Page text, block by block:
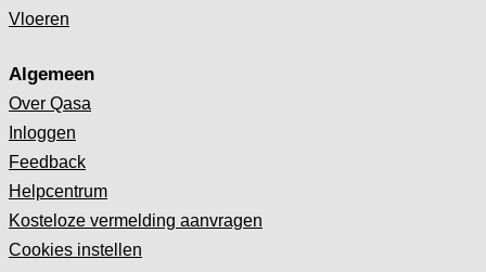
Vloeren
Algemeen
Over Qasa
Inloggen
Feedback
Helpcentrum
Kosteloze vermelding aanvragen
Cookies instellen